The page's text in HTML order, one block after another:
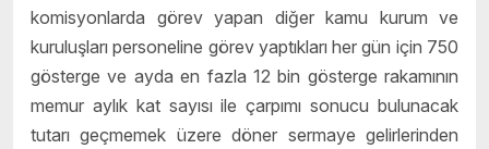
komisyonlarda görev yapan diğer kamu kurum ve
kuruluşları personeline görev yaptıkları her gün için 750
gösterge ve ayda en fazla 12 bin gösterge rakamının
memur aylık kat sayısı ile çarpımı sonucu bulunacak
tutarı geçmemek üzere döner sermaye gelirlerinden